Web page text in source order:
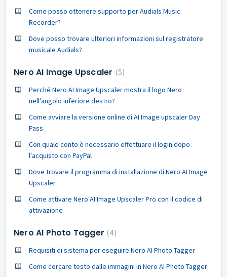
Come posso ottenere supporto per Audials Music
Recorder?
Dove posso trovare ulteriori informazioni sul registratore
musicale Audials?
Nero AI Image Upscaler 5
Perché Nero AI Image Upscaler mostra il logo Nero
nell'angolo inferiore destro?
Come avviare la versione online di AI Image upscaler Day
Pass
Con quale conto è necessario effettuare il login dopo
l'acquisto con PayPal
Dove trovare il programma di installazione di Nero AI Image
Upscaler
Come attivare Nero AI Image Upscaler Pro con il codice di
attivazione
Nero AI Photo Tagger 4
Requisiti di sistema per eseguire Nero AI Photo Tagger
Come cercare testo dalle immagini in Nero AI Photo Tagger